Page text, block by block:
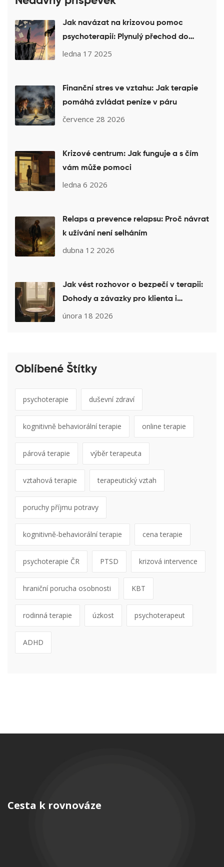
Jak navázat na krizovou pomoc
psychoterapií: Plynulý přechod do
léčby
ledna 17 2025
Finanční stres ve vztahu: Jak terapie
pomáhá zvládat peníze v páru
července 28 2026
Krizové centrum: Jak funguje a s čím
vám může pomoci
ledna 6 2026
Relaps a prevence relapsu: Proč návrat
k užívání není selháním
dubna 12 2026
Jak vést rozhovor o bezpečí v terapii:
Dohody a závazky pro klienta i
terapeuta
února 18 2026
Oblíbené Štítky
psychoterapie duševní zdraví
kognitivně behaviorální terapie online terapie
párová terapie výběr terapeuta
vztahová terapie terapeutický vztah
poruchy příjmu potravy
kognitivně-behaviorální terapie cena terapie
psychoterapie ČR PTSD krizová intervence
hraniční porucha osobnosti KBT
rodinná terapie úzkost psychoterapeut
ADHD
Cesta k rovnováze